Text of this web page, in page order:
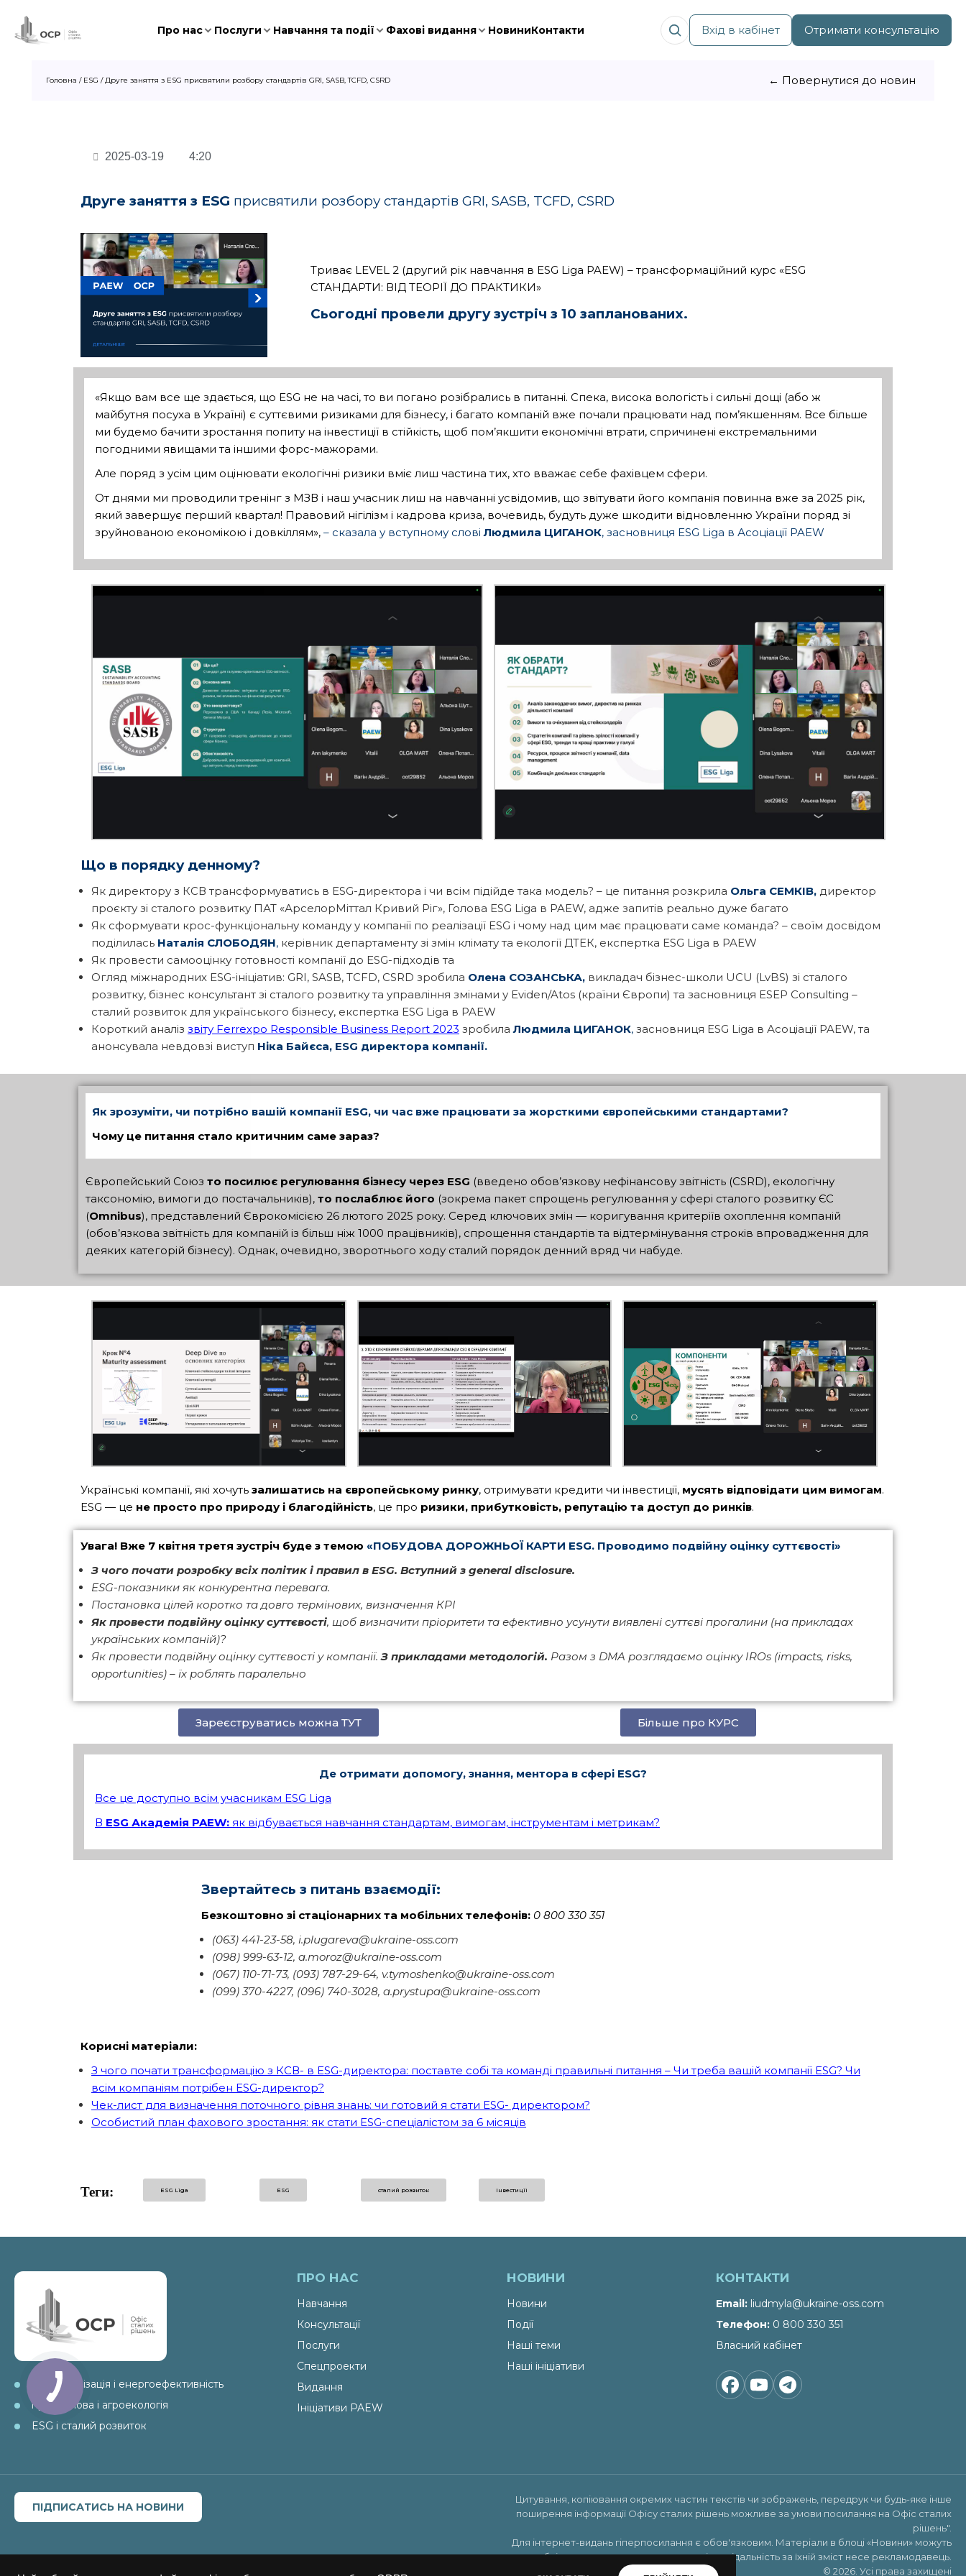
Про нас Послуги Навчання та події Фахові видання НовиниКонтакти Вхід в кабінет Отримати консультацію
Головна / ESG /Друге заняття з ESG присвятили розбору стандартів GRI, SASB, TCFD, CSRD ← Повернутися до новин
2025-03-19 4:20
Друге заняття з ESG присвятили розбору стандартів GRI, SASB, TCFD, CSRD
Триває LEVEL 2 (другий рік навчання в ESG Liga PAEW) – трансформаційний курс «ESG
СТАНДАРТИ: ВІД ТЕОРІЇ ДО ПРАКТИКИ»
Сьогодні провели другу зустріч з 10 запланованих.
«Якщо вам все ще здається, що ESG не на часі, то ви погано розібрались в питанні. Спека, висока вологість і сильні дощі (або ж
майбутня посуха в Україні) є суттєвими ризиками для бізнесу, і багато компаній вже почали працювати над пом’якшенням. Все більше
ми будемо бачити зростання попиту на інвестиції в стійкість, щоб пом’якшити економічні втрати, спричинені екстремальними
погодними явищами та іншими форс-мажорами.
Але поряд з усім цим оцінювати екологічні ризики вміє лиш частина тих, хто вважає себе фахівцем сфери.
От днями ми проводили тренінг з МЗВ і наш учасник лиш на навчанні усвідомив, що звітувати його компанія повинна вже за 2025 рік,
який завершує перший квартал! Правовий нігілізм і кадрова криза, вочевидь, будуть дуже шкодити відновленню України поряд зі
зруйнованою економікою і довкіллям», – сказала у вступному словіЛюдмила ЦИГАНОК, засновниця ESG Liga в Асоціації PAEW
Що в порядку денному?
Як директору з КСВ трансформуватись в ESG-директора і чи всім підійде така модель? – це питання розкрила Ольга СЕМКІВ, директор
проєкту зі сталого розвитку ПАТ «АрселорМіттал Кривий Ріг», Голова ESG Liga в PAEW, адже запитів реально дуже багато
Як сформувати крос-функціональну команду у компанії по реалізації ESG і чому над цим має працювати саме команда? – своїм досвідом
поділилась Наталія СЛОБОДЯН, керівник департаменту зі змін клімату та екології ДТЕК, експертка ESG Liga в PAEW
Як провести самооцінку готовності компанії до ESG-підходів та
Огляд міжнародних ESG-ініціатив: GRI, SASB, TCFD, CSRD зробила Олена СОЗАНСЬКА, викладач бізнес-школи UCU (LvBS) зі сталого
розвитку, бізнес консультант зі сталого розвитку та управління змінами у Eviden/Atos (країни Європи) та засновниця ESEP Consulting –
сталий розвиток для українського бізнесу, експертка ESG Liga в PAEW
Короткий аналіз звіту Ferrexpo Responsible Business Report 2023 зробилаЛюдмила ЦИГАНОК, засновниця ESG Liga в Асоціації PAEW, та
анонсувала невдовзі виступ Ніка Байєса, ESG директора компанії.
Як зрозуміти, чи потрібно вашій компанії ESG, чи час вже працювати за жорсткими європейськими стандартами?
Чому це питання стало критичним саме зараз?
Європейський Союз то посилює регулювання бізнесу через ESG (введено обов’язкову нефінансову звітність (CSRD), екологічну
таксономію, вимоги до постачальників), то послаблює його (зокрема пакет спрощень регулювання у сфері сталого розвитку ЄС
(Omnibus), представлений Єврокомісією 26 лютого 2025 року. Серед ключових змін — коригування критеріїв охоплення компаній
(обов’язкова звітність для компаній із більш ніж 1000 працівників), спрощення стандартів та відтермінування строків впровадження для
деяких категорій бізнесу). Однак, очевидно, зворотнього ходу сталий порядок денний вряд чи набуде.
Українські компанії, які хочуть залишатись на європейському ринку, отримувати кредити чи інвестиції, мусять відповідати цим вимогам.
ESG — це не просто про природу і благодійність, це про ризики, прибутковість, репутацію та доступ до ринків.
Увага! Вже 7 квітня третя зустріч буде з темою «ПОБУДОВА ДОРОЖНЬОЇ КАРТИ ESG. Проводимо подвійну оцінку суттєвості»
З чого почати розробку всіх політик і правил в ESG. Вступний з general disclosure.
ESG-показники як конкурентна перевага.
Постановка цілей коротко та довго термінових, визначення КРІ
Як провести подвійну оцінку суттєвості, щоб визначити пріоритети та ефективно усунути виявлені суттєві прогалини (на прикладах
українських компаній)?
Як провести подвійну оцінку суттєвості у компанії.З прикладами методологій. Разом з DMA розглядаємо оцінку IROs (impacts, risks,
opportunities) – їх роблять паралельно
Зареєструватись можна ТУТ Більше про КУРС
Де отримати допомогу, знання, ментора в сфері ESG?
Все це доступно всім учасникам ESG Liga
В ESG Академія PAEW: як відбувається навчання стандартам, вимогам, інструментам і метрикам?
Звертайтесь з питань взаємодії:
Безкоштовно зі стаціонарних та мобільних телефонів:0 800 330 351
(063) 441-23-58, i.plugareva@ukraine-oss.com
(098) 999-63-12, a.moroz@ukraine-oss.com
(067) 110-71-73, (093) 787-29-64, v.tymoshenko@ukraine-oss.com
(099) 370-4227, (096) 740-3028, a.prystupa@ukraine-oss.com
Корисні матеріали:
З чого почати трансформацію з КСВ- в ESG-директора: поставте собі та команді правильні питання – Чи треба вашій компанії ESG? Чи
всім компаніям потрібен ESG-директор?
Чек-лист для визначення поточного рівня знань: чи готовий я стати ESG- директором?
Особистий план фахового зростання: як стати ESG-спеціалістом за 6 місяців
Теги: ESG Liga ESG сталий розвиток Інвестиції
декарбонізація і енергоефективність
промислова і агроекологія
ESG і сталий розвиток
ПРО НАС
Навчання
Консультації
Послуги
Спецпроекти
Видання
Ініціативи PAEW
НОВИНИ
Новини
Події
Наші теми
Наші ініціативи
КОНТАКТИ
Email liudmyla@ukraine-oss.com
Телефон 0 800 330 351
Власний кабінет
ПІДПИСАТИСЬ НА НОВИНИ
Цитування, копіювання окремих частин текстів чи зображень, передрук чи будь-яке інше
поширення інформації Офісу сталих рішень можливе за умови посилання на Офіс сталих
рішень"
Для інтернет-видань гіперпосилання є обов'язковим. Матеріали в блоці «Новини» можуть
публікуватись на правах реклами, відповідальність за їхній зміст несе рекламодавець.
© 2026. Усі права захищені